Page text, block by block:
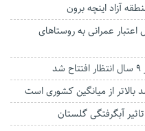
آزاد اینچه برون
۲۰۰ میلیارد ریال اعتبار عمرانی به روستا‌های
از میانگین کشوری است